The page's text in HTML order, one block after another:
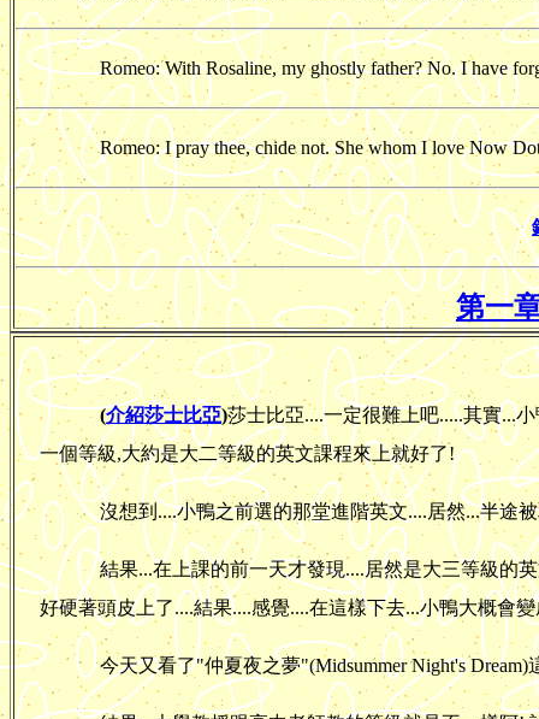
Romeo: With Rosaline, my ghostly father? No. I have
Romeo: I pray thee, chide not. She whom I love Now
第一
(介紹莎士比亞)莎士比亞....一定很難上吧.....其實...
一個等級,大約是大二等級的英文課程來上就好了!
沒想到....小鴨之前選的那堂進階英文....居然...半途
結果...在上課的前一天才發現....居然是大三等級的
好硬著頭皮上了....結果....感覺....在這樣下去...小鴨大概會
今天又看了"仲夏夜之夢"(Midsummer Night's